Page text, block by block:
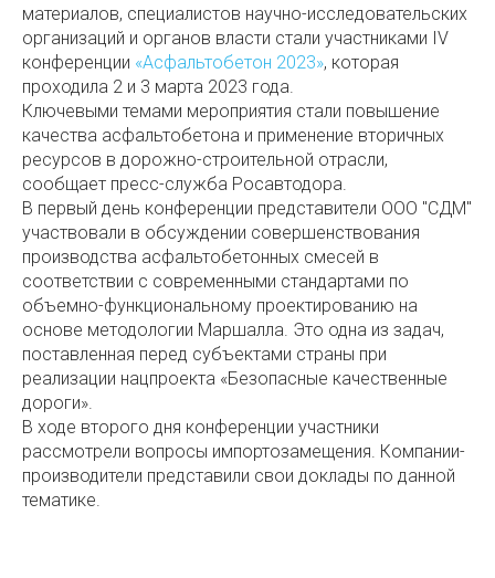
материалов, специалистов научно-исследовательских
организаций и органов власти стали участниками IV
конференции «Асфальтобетон 2023», которая
проходила 2 и 3 марта 2023 года.
Ключевыми темами мероприятия стали повышение
качества асфальтобетона и применение вторичных
ресурсов в дорожно-строительной отрасли,
сообщает пресс-служба Росавтодора.
В первый день конференции представители ООО "СДМ"
участвовали в обсуждении совершенствования
производства асфальтобетонных смесей в
соответствии с современными стандартами по
объемно-функциональному проектированию на
основе методологии Маршалла. Это одна из задач,
поставленная перед субъектами страны при
реализации нацпроекта «Безопасные качественные
дороги».
В ходе второго дня конференции участники
рассмотрели вопросы импортозамещения. Компании-
производители представили свои доклады по данной
тематике.